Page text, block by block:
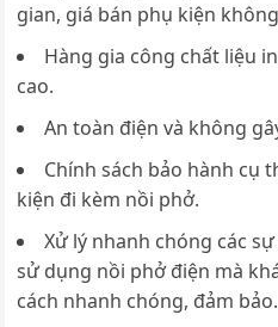
gian, giá bán phụ kiện
Hàng gia công chất liệu
cao.
An toàn điện và không
Chính sách bảo hành cụ
kiện đi kèm nồi phở.
Xử lý nhanh chóng các
sử dụng nồi phở điện mà
cách nhanh chóng, đảm bảo.